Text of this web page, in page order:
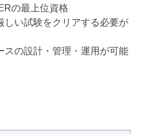
の最上位資格
しい試験をクリアする必要が
スの設計・管理・運用が可能